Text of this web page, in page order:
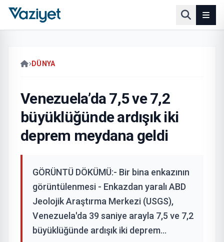
DÜNYA
Venezuela’da 7,5 ve 7,2
büyüklüğünde ardışık iki
deprem meydana geldi
GÖRÜNTÜ DÖKÜMÜ:- Bir bina enkazının
görüntülenmesi - Enkazdan yaralı ABD
Jeolojik Araştırma Merkezi (USGS),
Venezuela'da 39 saniye arayla 7,5 ve 7,2
büyüklüğünde ardışık iki deprem...